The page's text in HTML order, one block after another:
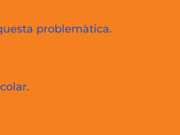
problemàtica.